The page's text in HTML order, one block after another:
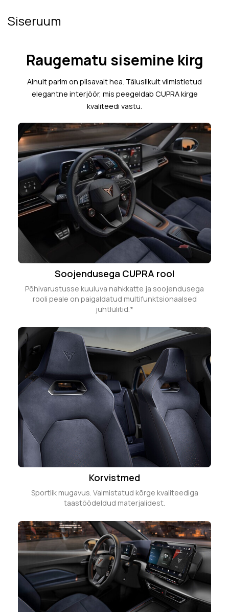
Siseruum
Raugematu sisemine kirg
Ainult parim on piisavalt hea. Täiuslikult viimistletud
elegantne interjöör, mis peegeldab CUPRA kirge
kvaliteedi vastu.
Soojendusega CUPRA rool
Põhivarustusse kuuluva nahkkatte ja soojendusega
rooli peale on paigaldatud multifunktsionaalsed
juhtlülitid.*
Korvistmed
Sportlik mugavus. Valmistatud kõrge kvaliteediga
taastöödeldud materjalidest.